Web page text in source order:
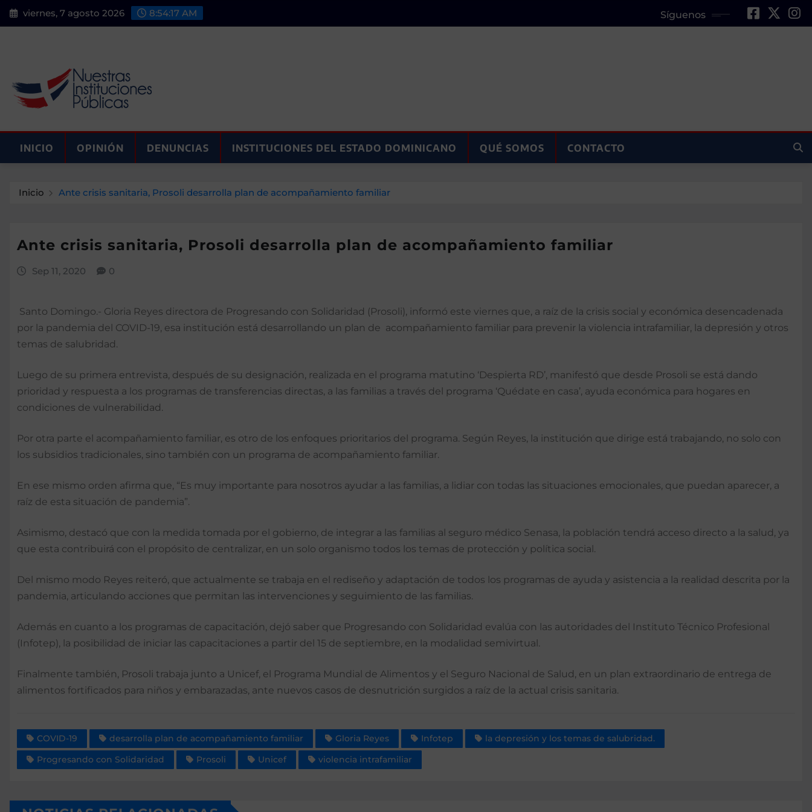
Saltar
al
viernes, 7 agosto 2026 8:54:18 AM Síguenos
INICIO OPINIÓN DENUNCIAS INSTITUCIONES DEL ESTADO DOMINICANO QUÉ SOMOS CONTACTO
Inicio Ante crisis sanitaria, Prosoli desarrolla plan de acompañamiento familiar
Ante crisis sanitaria, Prosoli desarrolla plan de acompañamiento familiar
Sep 11, 2020 0
Santo Domingo.- Gloria Reyes directora de Progresando con Solidaridad (Prosoli), informó este viernes que, a raíz de la crisis social y económica desencadenada
por la pandemia del COVID-19, esa institución está desarrollando un plan de acompañamiento familiar para prevenir la violencia intrafamiliar, la depresión y otros
temas de salubridad.
Luego de su primera entrevista, después de su designación, realizada en el programa matutino ‘Despierta RD’, manifestó que desde Prosoli se está dando
prioridad y respuesta a los programas de transferencias directas, a las familias a través del programa ‘Quédate en casa’, ayuda económica para hogares en
condiciones de vulnerabilidad.
Por otra parte el acompañamiento familiar, es otro de los enfoques prioritarios del programa. Según Reyes, la institución que dirige está trabajando, no solo con
los subsidios tradicionales, sino también con un programa de acompañamiento familiar.
En ese mismo orden afirma que, “Es muy importante para nosotros ayudar a las familias, a lidiar con todas las situaciones emocionales, que puedan aparecer, a
raíz de esta situación de pandemia”.
Asimismo, destacó que con la medida tomada por el gobierno, de integrar a las familias al seguro médico Senasa, la población tendrá acceso directo a la salud, ya
que esta contribuirá con el propósito de centralizar, en un solo organismo todos los temas de protección y política social.
Del mismo modo Reyes reiteró, que actualmente se trabaja en el rediseño y adaptación de todos los programas de ayuda y asistencia a la realidad descrita por la
pandemia, articulando acciones que permitan las intervenciones y seguimiento de las familias.
Además en cuanto a los programas de capacitación, dejó saber que Progresando con Solidaridad evalúa con las autoridades del Instituto Técnico Profesional
(Infotep), la posibilidad de iniciar las capacitaciones a partir del 15 de septiembre, en la modalidad semivirtual.
Finalmente también, Prosoli trabaja junto a Unicef, el Programa Mundial de Alimentos y el Seguro Nacional de Salud, en un plan extraordinario de entrega de
alimentos fortificados para niños y embarazadas, ante nuevos casos de desnutrición surgidos a raíz de la actual crisis sanitaria.
COVID-19 desarrolla plan de acompañamiento familiar Gloria Reyes Infotep
la depresión y los temas de salubridad.
Progresando con Solidaridad
Prosoli Unicef violencia intrafamiliar